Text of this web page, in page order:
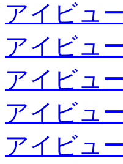
アイビュ
アイビュ
アイビュ
アイビュ
アイビュ